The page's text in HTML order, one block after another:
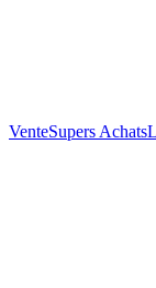
VenteSupers Achats